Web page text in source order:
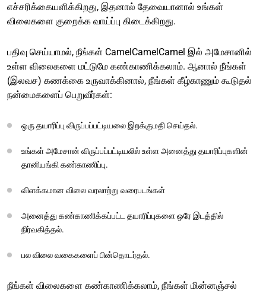
எச்சரிக்கையளிக்கிறது, இதனால் தேவையானால் உங்கள்
விலைகளை குறைக்க வாய்ப்பு கிடைக்கிறது.
பதிவு செய்யாமல், நீங்கள் CamelCamelCamel இல் அமேசானில்
உள்ள விலைகளை மட்டுமே கண்காணிக்கலாம். ஆனால் நீங்கள்
(இலவச) கணக்கை உருவாக்கினால், நீங்கள் கீழ்காணும் கூடுதல்
நன்மைகளைப் பெறுவீர்கள்:
ஒரு தயாரிப்பு விருப்பப்பட்டியலை இறக்குமதி செய்தல்.
உங்கள் அமேசான் விருப்பப்பட்டியலில் உள்ள அனைத்து தயாரிப்புகளின்
தானியங்கி கண்காணிப்பு.
விளக்கமான விலை வரலாற்று வரைபடங்கள்
அனைத்து கண்காணிக்கப்பட்ட தயாரிப்புகளை ஒரே இடத்தில்
நிர்வகித்தல்.
பல விலை வகைகளைப் பின்தொடர்தல்.
நீங்கள் விலைகளை கண்காணிக்கலாம், நீங்கள் மின்னஞ்சல்